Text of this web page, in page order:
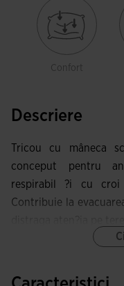
Confort
Descriere
Tricou cu mâneca
conceput pentru
respirabil ?i cu
Contribuie la